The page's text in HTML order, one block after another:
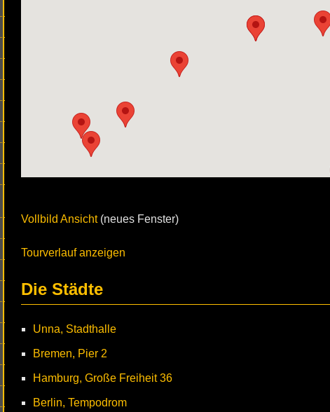
Vollbild Ansicht(neues Fenster)
Tourverlauf anzeigen
Die Städte
Unna, Stadthalle
Bremen, Pier 2
Hamburg, Große Freiheit 36
Berlin, Tempodrom